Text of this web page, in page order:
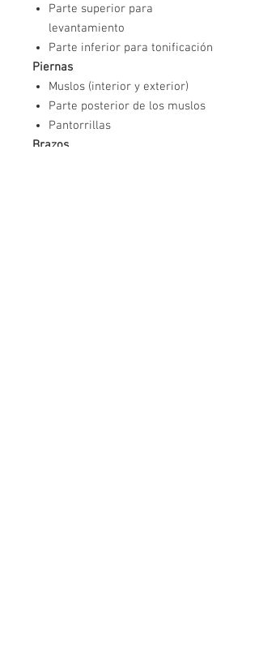
Parte superior para
levantamiento
Parte inferior para tonificación
Piernas
Muslos (interior y exterior)
Parte posterior de los muslos
Pantorrillas
Brazos